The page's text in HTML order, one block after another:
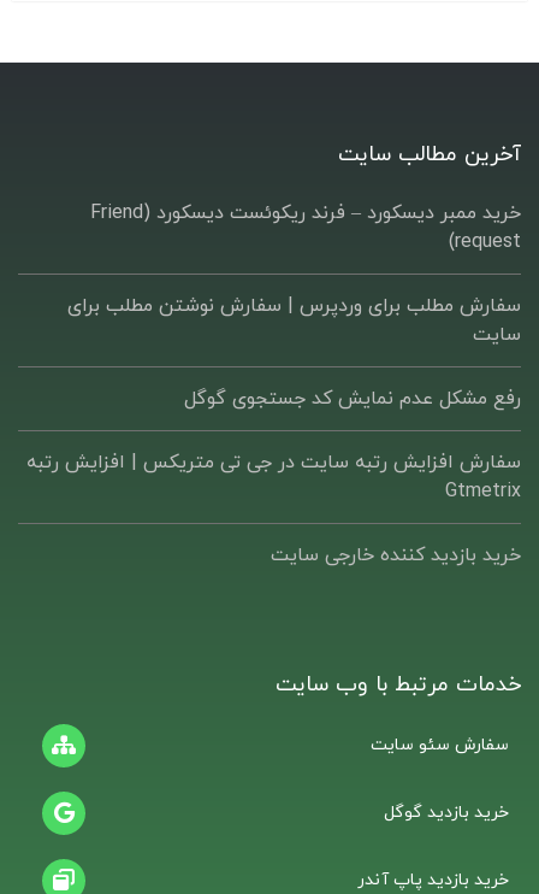
آخرین مطالب سایت
خرید ممبر دیسکورد – فرند ریکوئست دیسکورد (Friend
request)
سفارش مطلب برای وردپرس |‌ سفارش نوشتن مطلب برای
سایت
رفع مشکل عدم نمایش کد جستجوی گوگل
سفارش افزایش رتبه سایت در جی تی متریکس | افزایش رتبه
Gtmetrix
خرید بازدید کننده خارجی سایت
خدمات مرتبط با وب سایت
سفارش سئو سایت
خرید بازدید گوگل
خرید بازدید پاپ آندر